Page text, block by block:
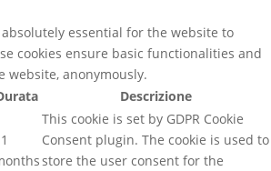
absolutely essential for the website to
cookies ensure basic functionalities and
website, anonymously.
Descrizione
This cookie is set by GDPR Cookie
Consent plugin. The cookie is used to
store the user consent for the